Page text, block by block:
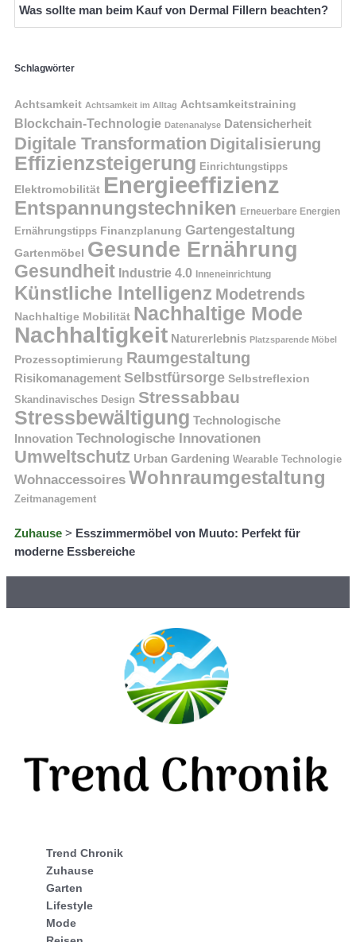
Was sollte man beim Kauf von Dermal Fillern beachten?
Schlagwörter
Achtsamkeit Achtsamkeit im Alltag Achtsamkeitstraining
Blockchain-Technologie Datenanalyse Datensicherheit
Digitale Transformation Digitalisierung
Effizienzsteigerung Einrichtungstipps
Elektromobilität Energieeffizienz
Entspannungstechniken Erneuerbare Energien
Ernährungstipps Finanzplanung Gartengestaltung
Gartenmöbel Gesunde Ernährung
Gesundheit Industrie 4.0 Inneneinrichtung
Künstliche Intelligenz Modetrends
Nachhaltige Mobilität Nachhaltige Mode
Nachhaltigkeit Naturerlebnis Platzsparende Möbel
Prozessoptimierung Raumgestaltung
Risikomanagement Selbstfürsorge Selbstreflexion
Skandinavisches Design Stressabbau
Stressbewältigung Technologische
Innovation Technologische Innovationen
Umweltschutz Urban Gardening Wearable Technologie
Wohnaccessoires Wohnraumgestaltung
Zeitmanagement
Zuhause > Esszimmermöbel von Muuto: Perfekt für
moderne Essbereiche
Trend Chronik
Zuhause
Garten
Lifestyle
Mode